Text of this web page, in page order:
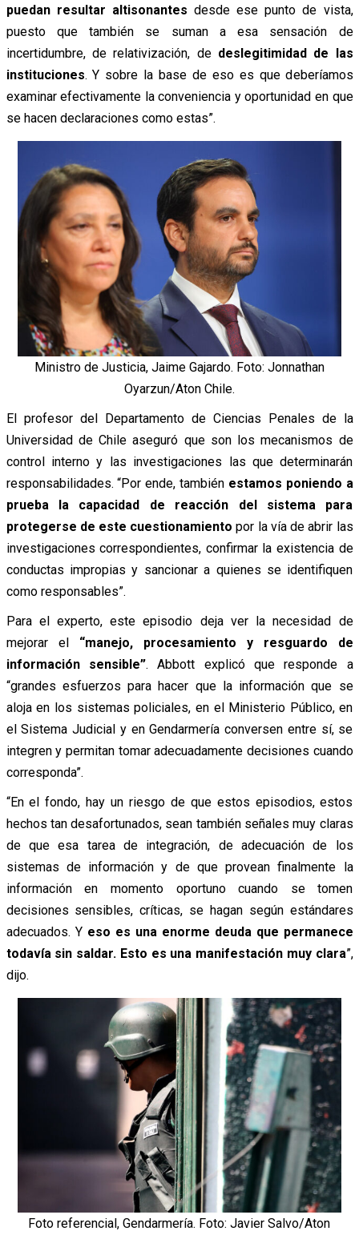
puedan resultar altisonantes desde ese punto de vista,
puesto que también se suman a esa sensación de
incertidumbre, de relativización, de deslegitimidad de las
instituciones. Y sobre la base de eso es que deberíamos
examinar efectivamente la conveniencia y oportunidad en que
se hacen declaraciones como estas”.
Ministro de Justicia, Jaime Gajardo. Foto: Jonnathan
Oyarzun/Aton Chile.
El profesor del Departamento de Ciencias Penales de la
Universidad de Chile aseguró que son los mecanismos de
control interno y las investigaciones las que determinarán
responsabilidades.“Por ende, también estamos poniendo a
prueba la capacidad de reacción del sistema para
protegerse de este cuestionamiento por la vía de abrir las
investigaciones correspondientes, confirmar la existencia de
conductas impropias y sancionar a quienes se identifiquen
como responsables”.
Para el experto, este episodio deja ver la necesidad de
mejorar el“manejo, procesamiento y resguardo de
información sensible”. Abbott explicó que responde a
“grandes esfuerzos para hacer que la información que se
aloja en los sistemas policiales, en el Ministerio Público, en
el Sistema Judicial y en Gendarmería conversen entre sí, se
integren y permitan tomar adecuadamente decisiones cuando
corresponda”.
“En el fondo, hay un riesgo de que estos episodios, estos
hechos tan desafortunados, sean también señales muy claras
de que esa tarea de integración, de adecuación de los
sistemas de información y de que provean finalmente la
información en momento oportuno cuando se tomen
decisiones sensibles, críticas, se hagan según estándares
adecuados. Y eso es una enorme deuda que permanece
todavía sin saldar. Esto es una manifestación muy clara”,
dijo.
Foto referencial, Gendarmería. Foto: Javier Salvo/Aton